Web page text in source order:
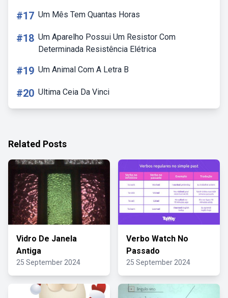
#17 Um Mês Tem Quantas Horas
#18 Um Aparelho Possui Um Resistor Com
Determinada Resistência Elétrica
#19 Um Animal Com A Letra B
#20 Ultima Ceia Da Vinci
Related Posts
Vidro De Janela
Antiga
25 September 2024
Verbo Watch No
Passado
25 September 2024